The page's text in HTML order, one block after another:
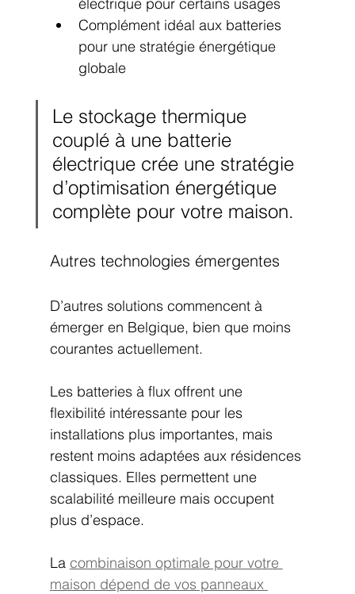
Complément idéal aux batteries
pour une stratégie énergétique
globale
Le stockage thermique
couplé à une batterie
électrique crée une stratégie
d’optimisation énergétique
complète pour votre maison.
Autres technologies émergentes
D’autres solutions commencent à
émerger en Belgique, bien que moins
courantes actuellement.
Les batteries à flux offrent une
flexibilité intéressante pour les
installations plus importantes, mais
restent moins adaptées aux résidences
classiques. Elles permettent une
scalabilité meilleure mais occupent
plus d’espace.
La combinaison optimale pour votre
maison dépend de vos panneaux